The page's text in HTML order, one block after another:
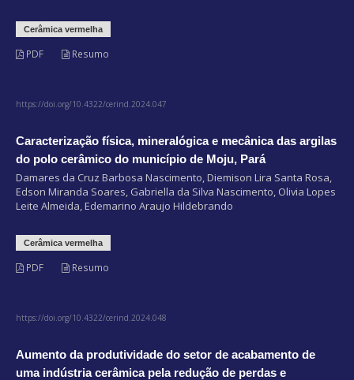
Cerâmica vermelha
PDF Resumo
https://doi.org/10.4322/cerind.2024.047
Caracterização física, mineralógica e mecânica das argilas
do polo cerâmico do município de Moju, Pará
Damares da Cruz Barbosa Nascimento, Diemison Lira Santa Rosa,
Edson Miranda Soares, Gabriella da Silva Nascimento, Olivia Lopes
Leite Almeida, Edemarino Araujo Hildebrando
Cerâmica vermelha
PDF Resumo
https://doi.org/10.4322/cerind.2024.048
Aumento da produtividade do setor de acabamento de
uma indústria cerâmica pela redução de perdas e